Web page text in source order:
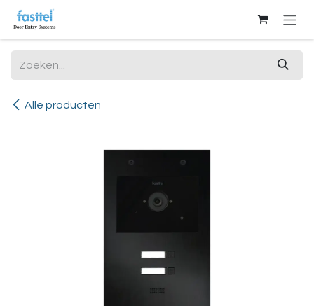
Overslaan naar inhoud
Alle producten